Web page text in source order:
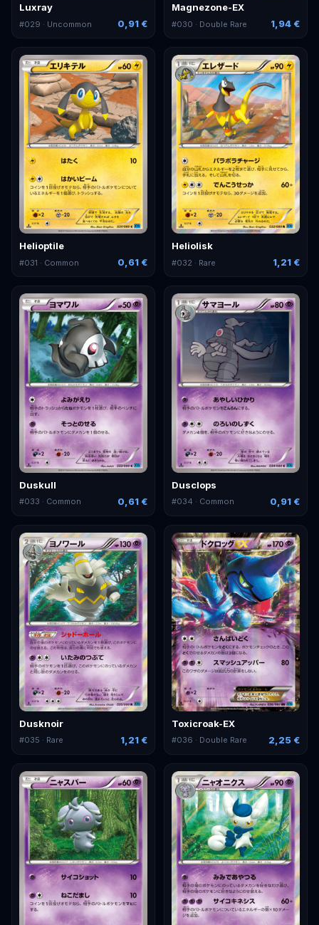
Luxray
#029 · Uncommon 0,91 €
Magnezone-EX
#030 · Double Rare 1,94 €
Helioptile
#031 · Common 0,61 €
Heliolisk
#032 · Rare 1,21 €
Duskull
#033 · Common 0,61 €
Dusclops
#034 · Common 0,91 €
Dusknoir
#035 · Rare 1,21 €
Toxicroak-EX
#036 · Double Rare 2,25 €